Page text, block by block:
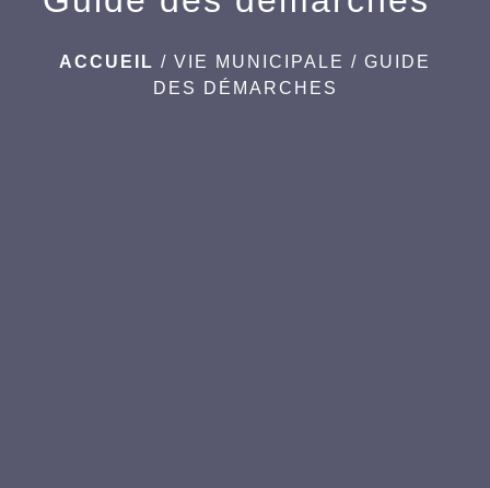
ACCUEIL / VIE MUNICIPALE / GUIDE
DES DÉMARCHES